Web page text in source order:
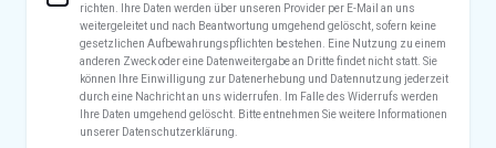
richten. Ihre Daten werden über unseren Provider per E-Mail an uns
weitergeleitet und nach Beantwortung umgehend gelöscht, sofern keine
gesetzlichen Aufbewahrungspflichten bestehen. Eine Nutzung zu einem
anderen Zweck oder eine Datenweitergabe an Dritte findet nicht statt. Sie
können Ihre Einwilligung zur Datenerhebung und Datennutzung jederzeit
durch eine Nachricht an uns widerrufen. Im Falle des Widerrufs werden
Ihre Daten umgehend gelöscht. Bitte entnehmen Sie weitere Informationen
unserer Datenschutzerklärung.